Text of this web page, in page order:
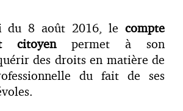
du 8 août 2016, le compte
citoyenpermet à son
des droits en matière de
du fait de ses